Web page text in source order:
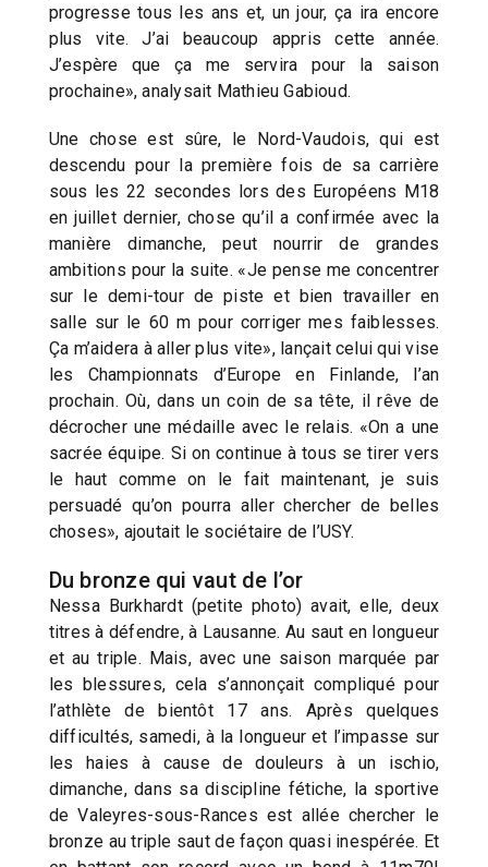
progresse tous les ans et, un jour, ça ira encore
plus vite. J’ai beaucoup appris cette année.
J’espère que ça me servira pour la saison
prochaine», analysait Mathieu Gabioud.
Une chose est sûre, le Nord-Vaudois, qui est
descendu pour la première fois de sa carrière
sous les 22 secondes lors des Européens M18
en juillet dernier, chose qu’il a confirmée avec la
manière dimanche, peut nourrir de grandes
ambitions pour la suite. «Je pense me concentrer
sur le demi-tour de piste et bien travailler en
salle sur le 60 m pour corriger mes faiblesses.
Ça m’aidera à aller plus vite», lançait celui qui vise
les Championnats d’Europe en Finlande, l’an
prochain. Où, dans un coin de sa tête, il rêve de
décrocher une médaille avec le relais. «On a une
sacrée équipe. Si on continue à tous se tirer vers
le haut comme on le fait maintenant, je suis
persuadé qu’on pourra aller chercher de belles
choses», ajoutait le sociétaire de l’USY.
Du bronze qui vaut de l’or
Nessa Burkhardt (petite photo) avait, elle, deux
titres à défendre, à Lausanne. Au saut en longueur
et au triple. Mais, avec une saison marquée par
les blessures, cela s’annonçait compliqué pour
l’athlète de bientôt 17 ans. Après quelques
difficultés, samedi, à la longueur et l’impasse sur
les haies à cause de douleurs à un ischio,
dimanche, dans sa discipline fétiche, la sportive
de Valeyres-sous-Rances est allée chercher le
bronze au triple saut de façon quasi inespérée. Et